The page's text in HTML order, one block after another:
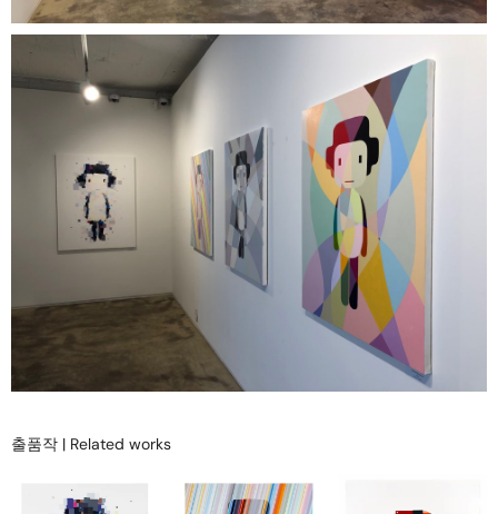
출품작 | Related works